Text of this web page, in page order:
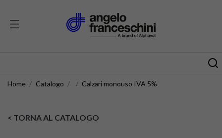
Home Catalogo Calzari monouso IVA 5%
< TORNA AL CATALOGO